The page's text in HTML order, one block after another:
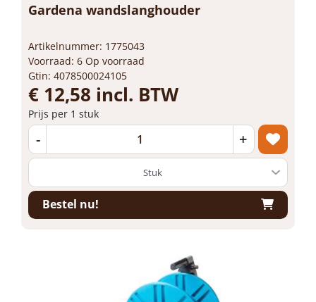
Gardena wandslanghouder
Artikelnummer: 1775043
Voorraad: 6 Op voorraad
Gtin: 4078500024105
€ 12,58 incl. BTW
Prijs per 1 stuk
- +
Bestel nu!